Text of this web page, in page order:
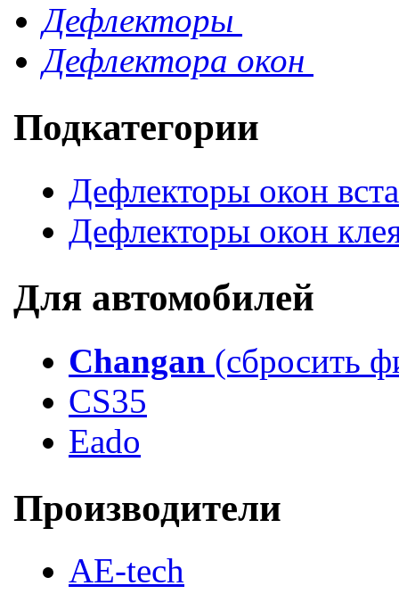
Дефлекторы
Дефлектора окон
Подкатегории
Дефлекторы окон
Дефлекторы окон
Для автомобилей
Changan (сбросить
CS35
Eado
Производители
AE-tech